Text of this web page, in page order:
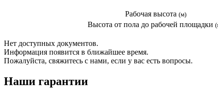
Рабочая высота (м)
Высота от пола до рабочей площадки
Нет доступных документов.
Информация появится в ближайшее время.
Пожалуйста, свяжитесь с нами, если у вас есть вопросы.
Наши гарантии